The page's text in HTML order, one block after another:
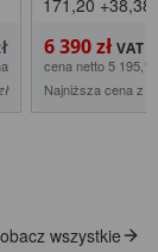
6 390 zł
cena netto 5
Najniższa cena z
wszystkie